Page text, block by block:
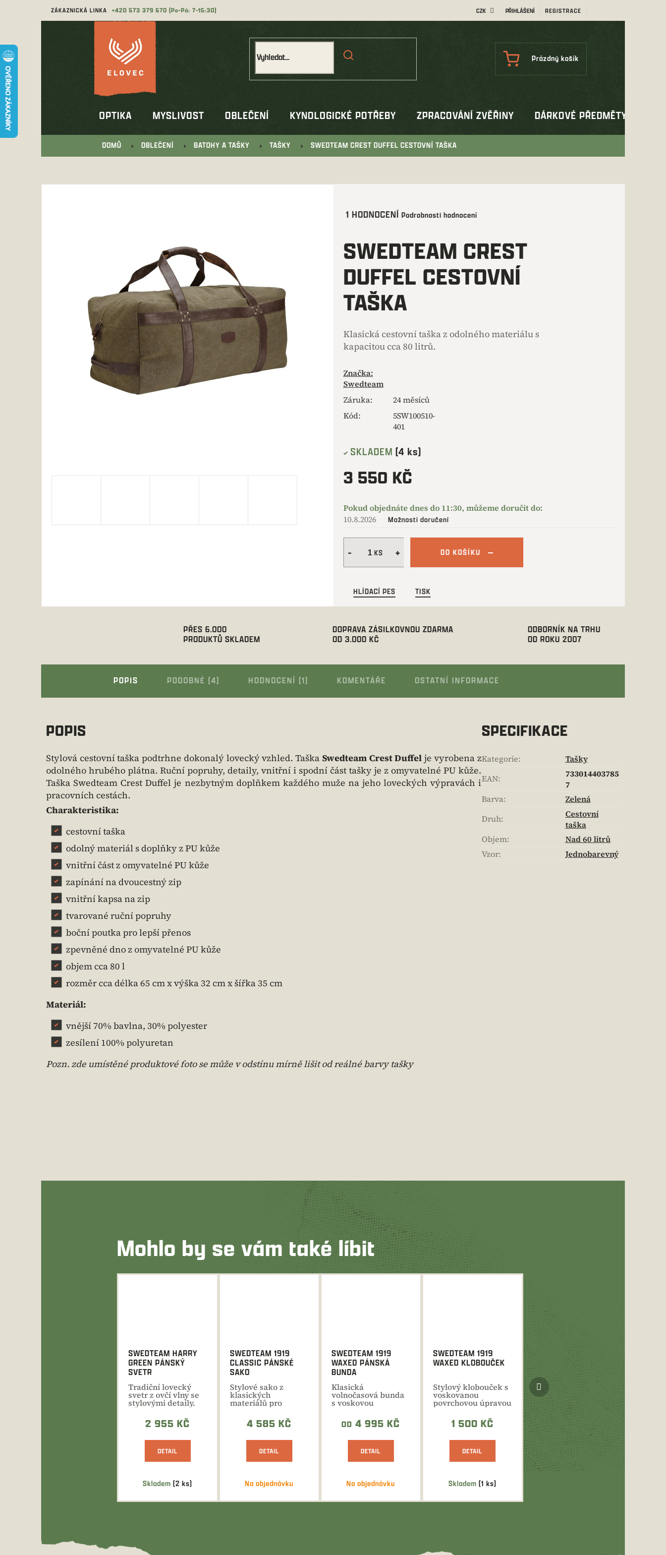
ZÁKAZNICKÁ LINKA 573 379 670 CZK PŘIHLÁŠENÍ REGISTRACE
NÁKUPNÍ
Prázdný košík
OPTIKA MYSLIVOST OBLEČENÍ KYNOLOGICKÉ POTŘEBY ZPRACOVÁNÍ ZVĚŘINY DÁRKOVÉ PŘEDMĚTY
DOMŮ OBLEČENÍ BATOHY A TAŠKY TAŠKY SWEDTEAM CREST DUFFEL CESTOVNÍ TAŠKA
Průměrné
je
5,0
z
hvězdiček.
1 HODNOCENÍ Podrobnosti hodnocení
SWEDTEAM CREST
DUFFEL CESTOVNÍ
TAŠKA
Klasická cestovní taška z odolného materiálu s
kapacitou cca 80 litrů.
Značka:
Swedteam
Záruka:
24 měsíců
Kód:
5SW100510-
401
SKLADEM (4 ks)
3 550 KČ
cena:
10.8.2026 Možnosti doručení
DO KOŠÍKU
HLÍDACÍ PES TISK
PŘES 6.000
PRODUKTŮ SKLADEM
DOPRAVA ZÁSILKOVNOU ZDARMA
OD 3.000 KČ
ODBORNÍK NA TRHU
OD ROKU 2007
POPIS PODOBNÉ (4) HODNOCENÍ (1) KOMENTÁŘE OSTATNÍ INFORMACE
POPIS
Stylová cestovní taška podtrhne dokonalý lovecký vzhled. Taška Swedteam Crest Duffel je vyrobena z
odolného hrubého plátna. Ruční popruhy, detaily, vnitřní i spodní část tašky je z omyvatelné PU kůže.
Taška Swedteam Crest Duffel je nezbytným doplňkem každého muže na jeho loveckých výpravách i
pracovních cestách.
Charakteristika:
cestovní taška
odolný materiál s doplňky z PU kůže
vnitřní část z omyvatelné PU kůže
zapínání na dvoucestný zip
vnitřní kapsa na zip
tvarované ruční popruhy
boční poutka pro lepší přenos
zpevněné dno z omyvatelné PU kůže
objem cca 80 l
rozměr cca délka 65 cm x výška 32 cm x šířka 35 cm
Materiál:
vnější 70% bavlna, 30% polyester
zesílení 100% polyuretan
Pozn. zde umístěné produktové foto se může v odstínu mírně lišit od reálné barvy tašky
SPECIFIKACE
Kategorie:
Tašky
EAN:
733014403785
7
Barva:
Zelená
Druh:
Cestovní
taška
Objem:
Nad 60 litrů
Vzor: Jednobarevný
Mohlo by se vám také líbit
Skladem(2 ks)
SWEDTEAM HARRY
GREEN PÁNSKÝ
SVETR
Tradiční lovecký
svetr z ovčí vlny se
stylovými detaily.
2 955 KČ
DETAIL
Na objednávku
SWEDTEAM 1919
CLASSIC PÁNSKÉ
SAKO
Stylové sako z
klasických
materiálů pro
dokonalý lovecký
vzhled. Excelentní...
4 585 KČ
DETAIL
Na objednávku
SWEDTEAM 1919
WAXED PÁNSKÁ
BUNDA
Klasická
volnočasová bunda
s voskovou
pro
jarně/podzimní...
OD 4 995 KČ
DETAIL
Skladem (1 ks)
SWEDTEAM 1919
WAXED KLOBOUČEK
Stylový klobouček s
voskovanou
povrchovou úpravou
vhodný pro lov i
jiné...1 500 KČ
DETAIL
Další
produkt